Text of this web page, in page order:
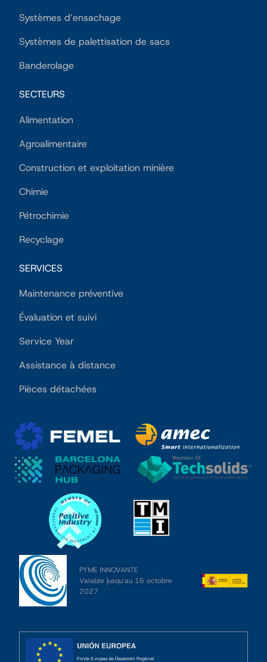
Systèmes d’ensachage
Systèmes de palettisation de sacs
Banderolage
SECTEURS
Alimentation
Agroalimentaire
Construction et exploitation minière
Chimie
Pétrochimie
Recyclage
SERVICES
Maintenance préventive
Évaluation et suivi
Service Year
Assistance à distance
Pièces détachées
PYME INNOVANTE
Valable jusqu’au 16 octobre
2027